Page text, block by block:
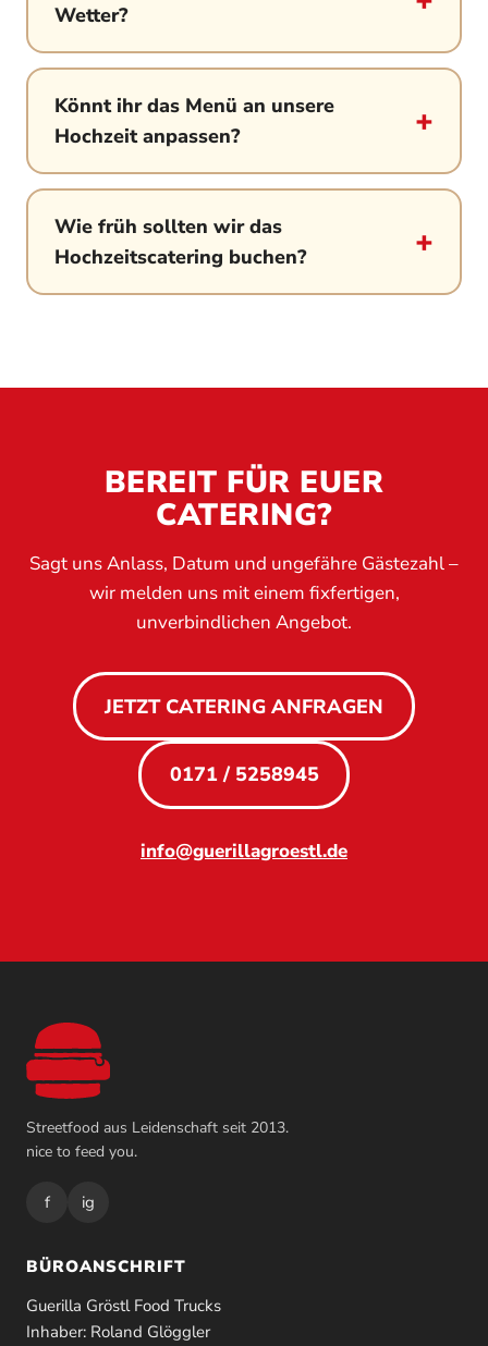
Wetter?
Könnt ihr das Menü an unsere
Hochzeit anpassen?
Wie früh sollten wir das
Hochzeitscatering buchen?
BEREIT FÜR EUER
CATERING?
Sagt uns Anlass, Datum und ungefähre Gästezahl –
wir melden uns mit einem fixfertigen,
unverbindlichen Angebot.
JETZT CATERING ANFRAGEN
0171 / 5258945
info@guerillagroestl.de
Streetfood aus Leidenschaft seit 2013.
nice to feed you.
f ig
BÜROANSCHRIFT
Guerilla Gröstl Food Trucks
Inhaber: Roland Glöggler